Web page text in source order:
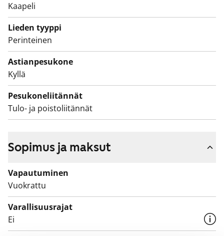
Kaapeli
Lieden tyyppi
Perinteinen
Astianpesukone
Kyllä
Pesukoneliitännät
Tulo- ja poistoliitännät
Sopimus ja maksut
Vapautuminen
Vuokrattu
Varallisuusrajat
Ei